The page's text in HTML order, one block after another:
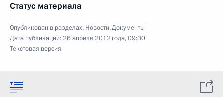
Статус материала
Опубликован в разделах: Новости,Документы
Дата публикации:26 апреля 2012 года, 09:30
Текстовая версия